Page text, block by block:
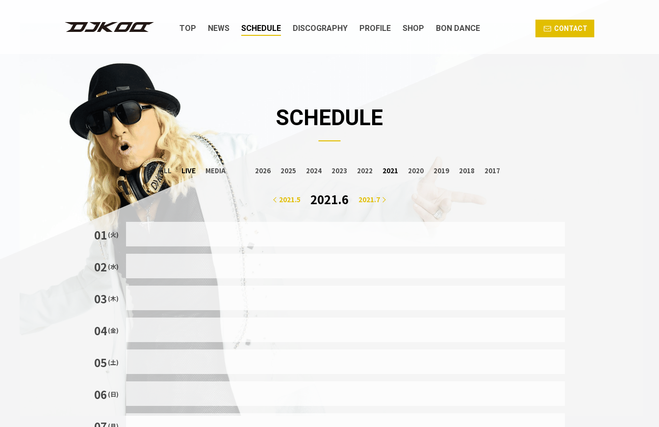
TOP NEWS SCHEDULE DISCOGRAPHY PROFILE SHOP BON DANCE CONTACT
SCHEDULE
ALL LIVE MEDIA 2026 2025 2024 2023 2022 2021 2020 2019 2018 2017
2021.5 2021.6 2021.7
01 (火)
02 (水)
03 (木)
04(金)
05 (土)
06 (日)